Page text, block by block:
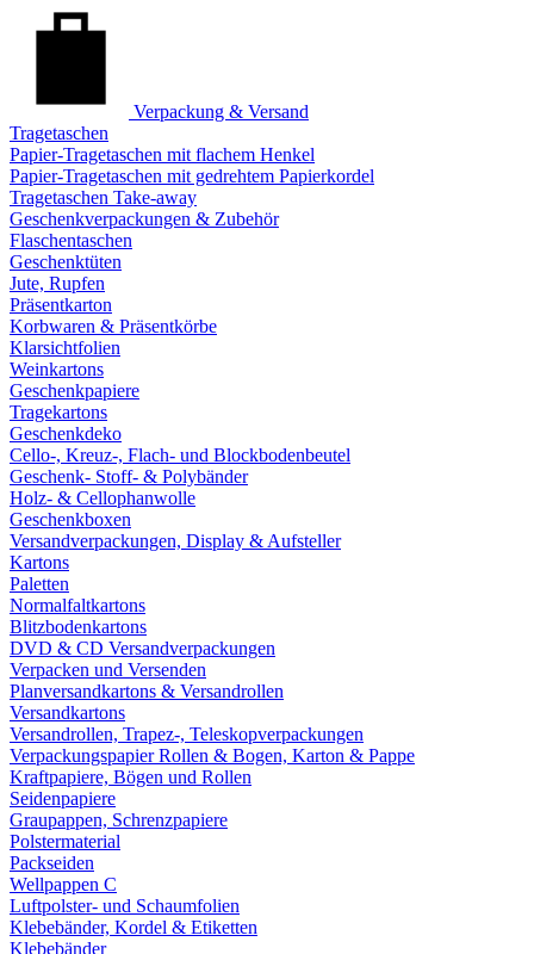
Verpackung & Versand
Tragetaschen
Papier-Tragetaschen mit flachem Henkel
Papier-Tragetaschen mit gedrehtem Papierkordel
Tragetaschen Take-away
Geschenkverpackungen & Zubehör
Flaschentaschen
Geschenktüten
Jute, Rupfen
Präsentkarton
Korbwaren & Präsentkörbe
Klarsichtfolien
Weinkartons
Geschenkpapiere
Tragekartons
Geschenkdeko
Cello-, Kreuz-, Flach- und Blockbodenbeutel
Geschenk- Stoff- & Polybänder
Holz- & Cellophanwolle
Geschenkboxen
Versandverpackungen, Display & Aufsteller
Kartons
Paletten
Normalfaltkartons
Blitzbodenkartons
DVD & CD Versandverpackungen
Verpacken und Versenden
Planversandkartons & Versandrollen
Versandkartons
Versandrollen, Trapez-, Teleskopverpackungen
Verpackungspapier Rollen & Bogen, Karton & Pappe
Kraftpapiere, Bögen und Rollen
Seidenpapiere
Graupappen, Schrenzpapiere
Polstermaterial
Packseiden
Wellpappen C
Luftpolster- und Schaumfolien
Klebebänder, Kordel & Etiketten
Klebebänder